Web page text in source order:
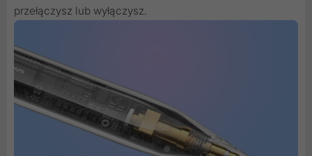
przełączysz lub wyłączysz.